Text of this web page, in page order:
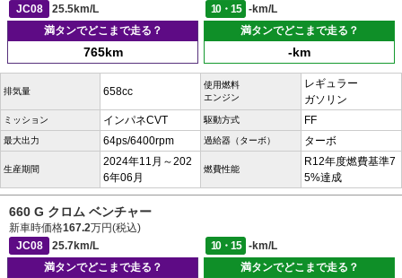
JC08
25.5km/L 10・15
-km/L
満タンでどこまで走る？
765km
満タンでどこまで走る？
-km
排気量 658cc
使用燃料
エンジン
レギュラー
ガソリン
ミッション インパネCVT 駆動方式 FF
最大出力 64ps/6400rpm 過給器（ターボ） ターボ
生産期間
2024年11月～202
6年06月
燃費性能
R12年度燃費基準7
5%達成
660 G クロム ベンチャー
新車時価格167.2万円(税込)
JC08
25.7km/L 10・15
-km/L
満タンでどこまで走る？
満タンでどこまで走る？